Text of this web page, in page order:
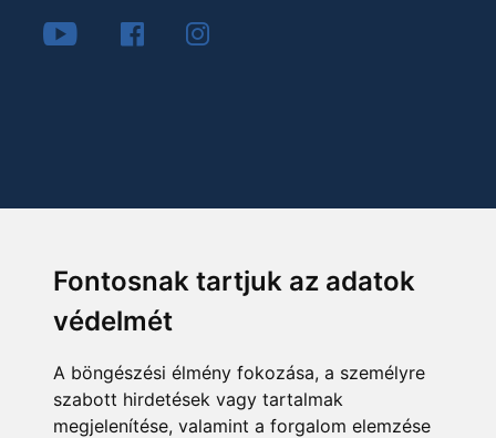
Fontosnak tartjuk az adatok
védelmét
A böngészési élmény fokozása, a személyre
szabott hirdetések vagy tartalmak
megjelenítése, valamint a forgalom elemzése